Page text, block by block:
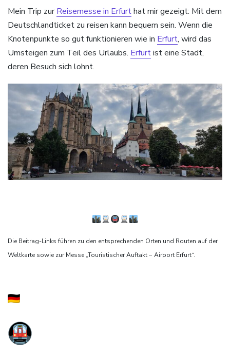
Mein Trip zurReisemesse in Erfurthat mir gezeigt: Mit dem
Deutschlandticket zu reisen kann bequem sein. Wenn die
Knotenpunkte so gut funktionieren wie in Erfurt, wird das
Umsteigen zum Teil des Urlaubs. Erfurtist eine Stadt,
deren Besuch sich lohnt.
Die Beitrag-Links führen zu den entsprechenden Orten und Routen auf der
Weltkarte sowie zur Messe „Touristischer Auftakt – Airport Erfurt“.